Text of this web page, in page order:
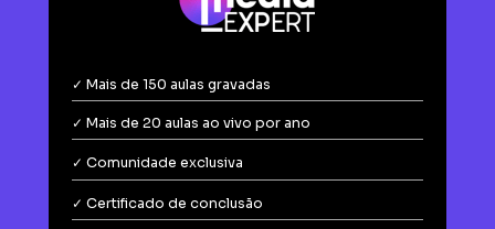
✓ Mais de 150 aulas gravadas
✓ Mais de 20 aulas ao vivo por ano
✓ Comunidade exclusiva
✓ Certificado de conclusão